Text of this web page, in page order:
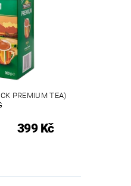
PREMIUM TEA)
399 Kč